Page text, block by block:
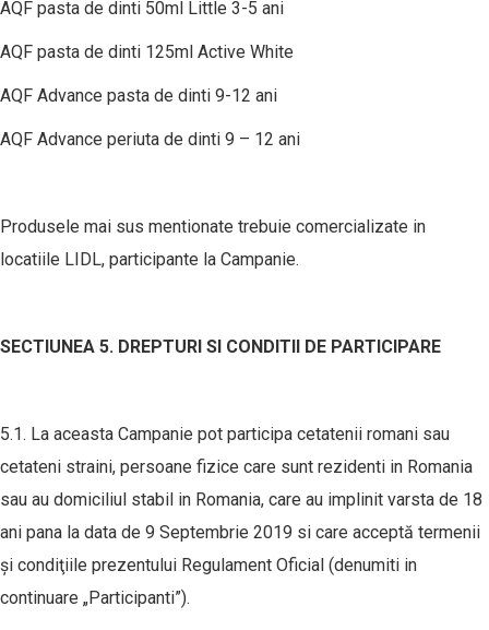
AQF pasta de dinti 50ml Little 3-5 ani
AQF pasta de dinti 125ml Active White
AQF Advance pasta de dinti 9-12 ani
AQF Advance periuta de dinti 9 – 12 ani
Produsele mai sus mentionate trebuie comercializate in
locatiile LIDL, participante la Campanie.
SECTIUNEA 5. DREPTURI SI CONDITII DE PARTICIPARE
5.1. La aceasta Campanie pot participa cetatenii romani sau
cetateni straini, persoane fizice care sunt rezidenti in Romania
sau au domiciliul stabil in Romania, care au implinit varsta de 18
ani pana la data de 9 Septembrie 2019 si care acceptă termenii
şi condiţiile prezentului Regulament Oficial (denumiti in
continuare „Participanti”).